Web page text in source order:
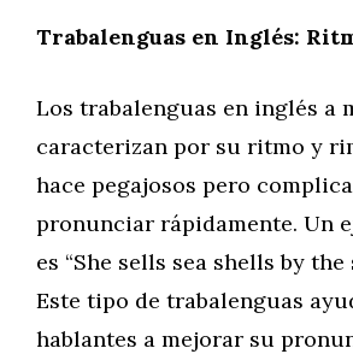
Trabalenguas en Inglés:
Los trabalenguas en inglés a
caracterizan por su ritmo y
hace pegajosos pero
pronunciar rápidamente. Un
es “She sells sea shells by the
Este tipo de trabalenguas
hablantes a mejorar su